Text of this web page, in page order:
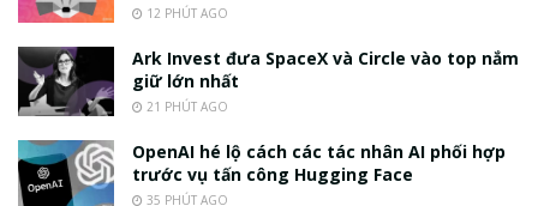
12 PHÚT AGO
Ark Invest đưa SpaceX và Circle vào top nắm
giữ lớn nhất
21 PHÚT AGO
OpenAI hé lộ cách các tác nhân AI phối hợp
trước vụ tấn công Hugging Face
35 PHÚT AGO